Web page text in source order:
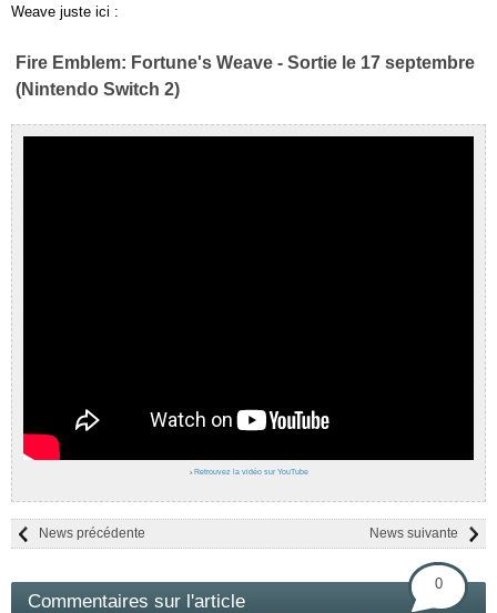
Weave juste ici :
Fire Emblem: Fortune's Weave - Sortie le 17 septembre
(Nintendo Switch 2)
› Retrouvez la vidéo sur YouTube
News suivante
News précédente
Commentaires sur l'article
0